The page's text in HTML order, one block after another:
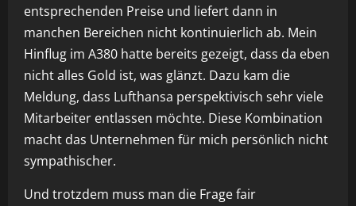
entsprechenden Preise und liefert dann in
manchen Bereichen nicht kontinuierlich ab. Mein
Hinflug im A380 hatte bereits gezeigt, dass da eben
nicht alles Gold ist, was glänzt. Dazu kam die
Meldung, dass Lufthansa perspektivisch sehr viele
Mitarbeiter entlassen möchte. Diese Kombination
macht das Unternehmen für mich persönlich nicht
sympathischer.
Und trotzdem muss man die Frage fair